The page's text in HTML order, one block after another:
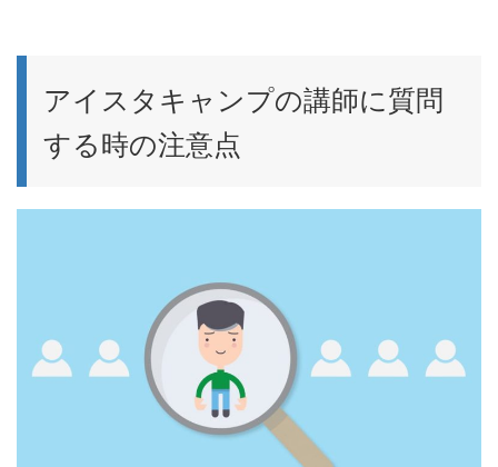
アイスタキャンプの講師に質問
する時の注意点